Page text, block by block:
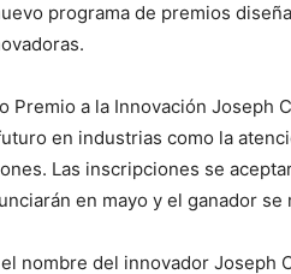
programa de premios
Premio a la Innovación Joseph
en industrias como la
Las inscripciones se
en mayo y el ganador se
nombre del innovador Joseph